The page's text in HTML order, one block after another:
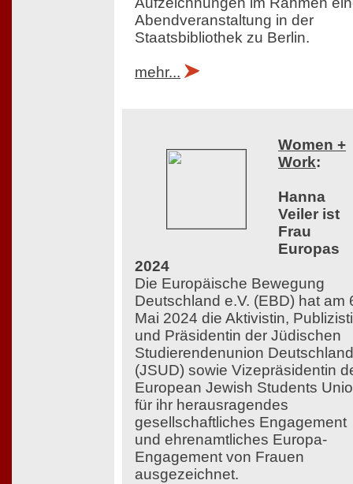
Abendveranstaltung in der
Staatsbibliothek zu Berlin.
mehr...
Women +
Work:
Hanna
Veiler ist
Frau
Europas
2024
Die Europäische Bewegung
Deutschland e.V. (EBD) hat am
Mai 2024 die Aktivistin,
und Präsidentin der Jüdischen
Studierendenunion
(JSUD) sowie Vizepräsidentin
European Jewish Students
für ihr herausragendes
gesellschaftliches Engagement
und ehrenamtliches Europa-
Engagement von Frauen
ausgezeichnet.